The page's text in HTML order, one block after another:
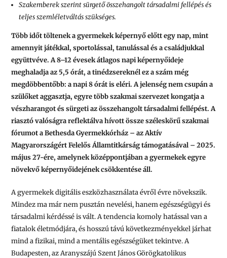
Szakemberek szerint sürgető összehangolt társadalmi fellépés és
teljes szemléletváltás szükséges.
Több időt töltenek a gyermekek képernyő előtt egy nap, mint
amennyit játékkal, sportolással, tanulással és a családjukkal
együttvéve. A 8–12 évesek átlagos napi képernyőideje
meghaladja az 5,5 órát, a tinédzsereknél ez a szám még
megdöbbentőbb: a napi 8 órát is eléri. A jelenség nem csupán a
szülőket aggasztja, egyre több szakmai szervezet kongatja a
vészharangot és sürgeti az összehangolt társadalmi fellépést. A
riasztó valóságra reflektálva hívott össze széleskörű szakmai
fórumot a Bethesda Gyermekkórház – az Aktív
Magyarországért Felelős Államtitkárság támogatásával – 2025.
május 27-ére, amelynek középpontjában a gyermekek egyre
növekvő képernyőidejének csökkentése áll.
A gyermekek digitális eszközhasználata évről évre növekszik.
Mindez ma már nem pusztán nevelési, hanem egészségügyi és
társadalmi kérdéssé is vált. A tendencia komoly hatással van a
fiatalok életmódjára, és hosszú távú következményekkel járhat
mind a fizikai, mind a mentális egészségüket tekintve. A
Budapesten, az Aranyszájú Szent János Görögkatolikus